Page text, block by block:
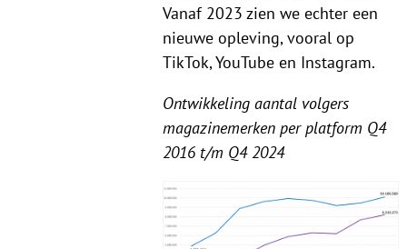
Vanaf 2023 zien we echter een
nieuwe opleving, vooral op
TikTok, YouTube en Instagram.
Ontwikkeling aantal volgers
magazinemerken per platform Q4
2016 t/m Q4 2024